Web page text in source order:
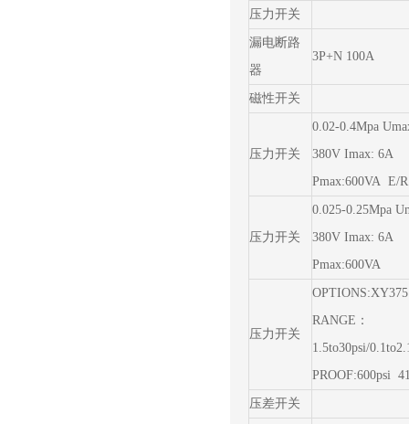
压力开关
漏电断路
器
3P+N 100A
磁性开关
压力开关
0.02-0.4Mpa
380V Imax: 6A
Pmax:600VA E/
压力开关
0.025-0.25Mpa
380V Imax: 6A
Pmax:600VA
压力开关
OPTIONS:XY375
RANGE：
1.5to30psi/
PROOF:600psi
压差开关